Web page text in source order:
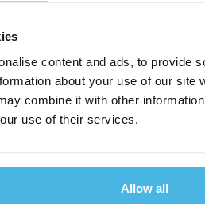
content and ads, to provide
about your use of our site
combine it with other
use of their services.
Allow all
Tiedot ja raportointi
Automaattinen suunnittelu
Tietokanta